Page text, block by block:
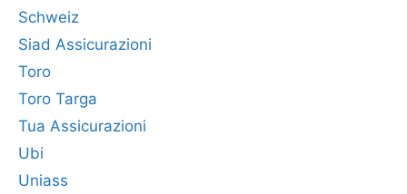
Schweiz
Siad Assicurazioni
Toro
Toro Targa
Tua Assicurazioni
Ubi
Uniass